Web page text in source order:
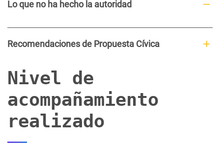
Lo que no ha hecho la autoridad
Recomendaciones de Propuesta Cívica
Nivel de
acompañamiento
realizado